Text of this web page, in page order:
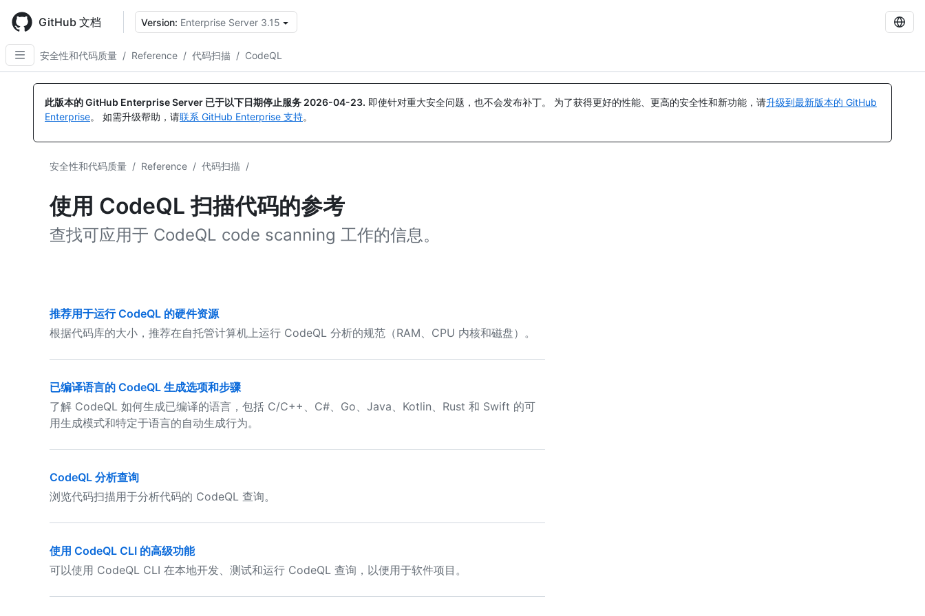
main
content
GitHub 文档 Version: Enterprise Server 3.15
安全性和代码质量 / Reference / 代码扫描 / CodeQL
此版本的 GitHub Enterprise Server 已于以下日期停止服务 2026-04-23. 即使针对重大安全问题，也不会发布补丁。 为了获得更好的性能、更高的安全性和新功能，请升级到最新版本的 GitHub
Enterprise。 如需升级帮助，请联系 GitHub Enterprise 支持。
安全性和代码质量 / Reference / 代码扫描 /
使用 CodeQL 扫描代码的参考
查找可应用于 CodeQL code scanning 工作的信息。
推荐用于运行 CodeQL 的硬件资源
根据代码库的大小，推荐在自托管计算机上运行 CodeQL 分析的规范（RAM、CPU 内核和磁盘）。
已编译语言的 CodeQL 生成选项和步骤
了解 CodeQL 如何生成已编译的语言，包括 C/C++、C#、Go、Java、Kotlin、Rust 和 Swift 的可
用生成模式和特定于语言的自动生成行为。
CodeQL 分析查询
浏览代码扫描用于分析代码的 CodeQL 查询。
使用 CodeQL CLI 的高级功能
可以使用 CodeQL CLI 在本地开发、测试和运行 CodeQL 查询，以便用于软件项目。